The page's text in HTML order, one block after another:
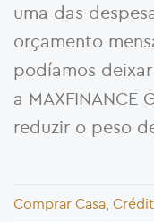
uma das
orçamento
podíamos
a
reduzir o peso
Comprar Casa,